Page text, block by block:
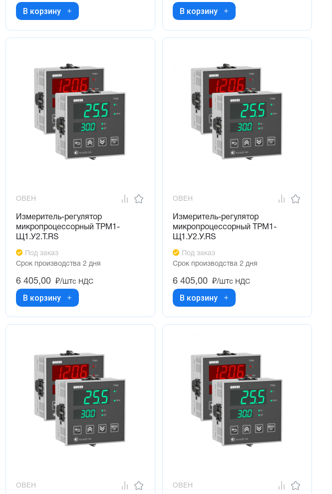
В корзину В корзину
ОВЕН
Измеритель-регулятор
микропроцессорный ТРМ1-
Щ1.У2.Т.RS
Под заказ
Срок производства 2 дня
6 405,00 ₽/штс НДС
В корзину
ОВЕН
Измеритель-регулятор
микропроцессорный ТРМ1-
Щ1.У2.У.RS
Под заказ
Срок производства 2 дня
6 405,00 ₽/штс НДС
В корзину
ОВЕН ОВЕН